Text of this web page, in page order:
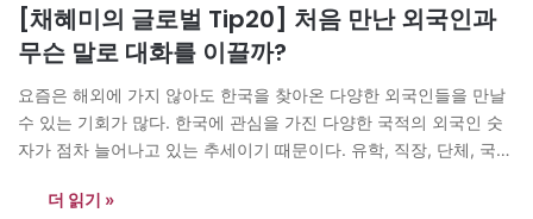
[채혜미의 글로벌 Tip20] 처음 만난 외국인과
무슨 말로 대화를 이끌까?
요즘은 해외에 가지 않아도 한국을 찾아온 다양한 외국인들을 만날
수 있는 기회가 많다. 한국에 관심을 가진 다양한 국적의 외국인 숫
자가 점차 늘어나고 있는 추세이기 때문이다. 유학, 직장, 단체, 국제
것을 배우고 싶어 하고 한국인들과 친밀하게 지내고 싶어 한다. 그럼
더 읽기 »